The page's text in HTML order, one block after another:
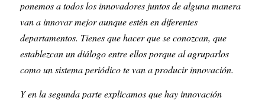
ponemos a todos los innovadores juntos de alguna manera
van a innovar mejor aunque estén en diferentes
departamentos. Tienes que hacer que se conozcan, que
establezcan un diálogo entre ellos porque al agruparlos
como un sistema periódico te van a producir innovación.
Y en la segunda parte explicamos que hay innovación